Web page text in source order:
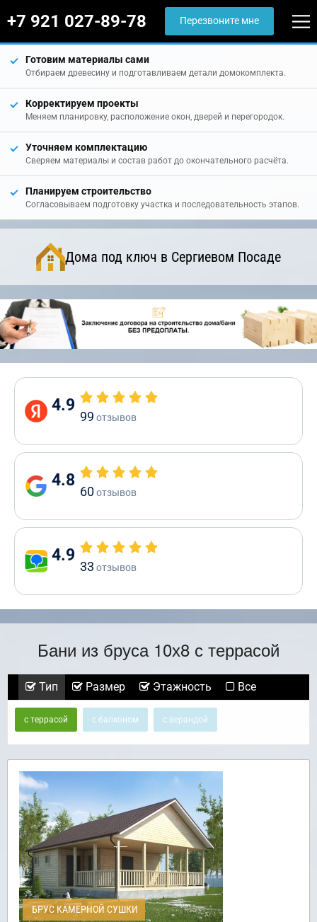
+7 921 027-89-78 Перезвоните мне
Готовим материалы сами
Отбираем древесину и подготавливаем детали домокомплекта.
Корректируем проекты
Меняем планировку, расположение окон, дверей и перегородок.
Уточняем комплектацию
Сверяем материалы и состав работ до окончательного расчёта.
Планируем строительство
Согласовываем подготовку участка и последовательность этапов.
Дома под ключ в Сергиевом Посаде
4.9
99 отзывов
4.8
60отзывов
4.9
33 отзывов
Бани из бруса 10х8 с террасой
Тип Размер Этажность Все
с террасой с балконом с верандой
БРУС КАМЕРНОЙ СУШКИ